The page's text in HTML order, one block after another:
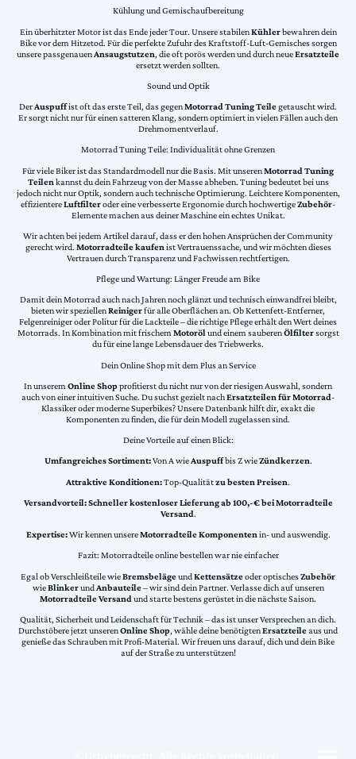
Kühlung und Gemischaufbereitung
Ein überhitzter Motor ist das Ende jeder Tour. Unsere stabilenKühlerbewahren dein
Bike vor dem Hitzetod. Für die perfekte Zufuhr des Kraftstoff-Luft-Gemisches sorgen
unsere passgenauenAnsaugstutzen, die oft porös werden und durch neueErsatzteile
ersetzt werden sollten.
Sound und Optik
DerAuspuffist oft das erste Teil, das gegenMotorrad Tuning Teilegetauscht wird.
Er sorgt nicht nur für einen satteren Klang, sondern optimiert in vielen Fällen auch den
Drehmomentverlauf.
Motorrad Tuning Teile: Individualität ohne Grenzen
Für viele Biker ist das Standardmodell nur die Basis. Mit unserenMotorrad Tuning
Teilen kannst du dein Fahrzeug von der Masse abheben. Tuning bedeutet bei uns
jedoch nicht nur Optik, sondern auch technische Optimierung. Leichtere Komponenten,
effizientereLuftfilteroder eine verbesserte Ergonomie durch hochwertigeZubehör-
Elemente machen aus deiner Maschine ein echtes Unikat.
Wir achten bei jedem Artikel darauf, dass er den hohen Ansprüchen der Community
gerecht wird. Motorradteile kaufen ist Vertrauenssache, und wir möchten dieses
Vertrauen durch Transparenz und Fachwissen rechtfertigen.
Pflege und Wartung: Länger Freude am Bike
Damit dein Motorrad auch nach Jahren noch glänzt und technisch einwandfrei bleibt,
bieten wir speziellenReinigerfür alle Oberflächen an. Ob Kettenfett-Entferner,
Felgenreiniger oder Politur für die Lackteile – die richtige Pflege erhält den Wert deines
Motorrads. In Kombination mit frischemMotorölund einem sauberenÖlfiltersorgst
du für eine lange Lebensdauer des Triebwerks.
Dein Online Shop mit dem Plus an Service
In unserem Online Shopprofitierst du nicht nur von der riesigen Auswahl, sondern
auch von einer intuitiven Suche. Du suchst gezielt nachErsatzteilen für Motorrad-
Klassiker oder moderne Superbikes? Unsere Datenbank hilft dir, exakt die
Komponenten zu finden, die für dein Modell zugelassen sind.
Deine Vorteile auf einen Blick:
Umfangreiches Sortiment:Von A wieAuspuffbis Z wieZündkerzen.
Attraktive Konditionen:Top-Qualitätzu besten Preisen.
Versandvorteil:Schneller kostenloser Lieferung ab 100,-€ bei Motorradteile
Versand.
Expertise:Wir kennen unsereMotorradteile Komponentenin- und auswendig.
Fazit: Motorradteile online bestellen war nie einfacher
Egal ob Verschleißteile wieBremsbelägeundKettensätzeoder optischesZubehör
wieBlinkerundAnbauteile– wir sind dein Partner. Verlasse dich auf unseren
Motorradteile Versand und starte bestens gerüstet in die nächste Saison.
Qualität, Sicherheit und Leidenschaft für Technik – das ist unser Versprechen an dich.
Durchstöbere jetzt unserenOnline Shop, wähle deine benötigtenErsatzteileaus und
genieße das Schrauben mit Profi-Material. Wir freuen uns darauf, dich und dein Bike
auf der Straße zu unterstützen!